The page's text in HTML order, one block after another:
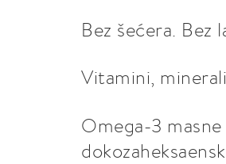
Bez šećera. Bez
Vitamini,
Omega-3